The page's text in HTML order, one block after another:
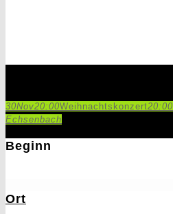
30Nov20:00Weihnachtskonzert20:00
Echsenbach
Beginn
Ort